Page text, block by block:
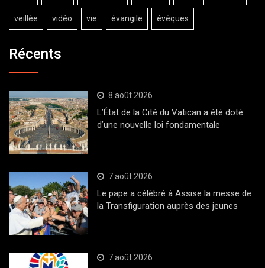
veillée vidéo vie évangile évêques
Récents
8 août 2026
L’État de la Cité du Vatican a été doté
d’une nouvelle loi fondamentale
7 août 2026
Le pape a célébré à Assise la messe de
la Transfiguration auprès des jeunes
7 août 2026